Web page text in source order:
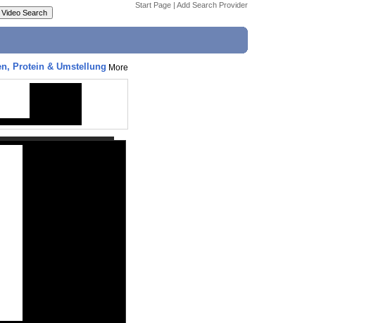
Start Page | Add Search Provider
Protein & Umstellung More